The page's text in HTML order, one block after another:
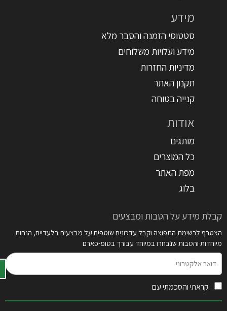
מידע
סטטוסי הזמנה והסבר מלא
מידע ועלויות משלוחים
מדיניות החזרות
תקנון האתר
קנייה בטוחה
אודות
מותגים
כל המוצרים
מפת האתר
בלוג
קבלת מידע על הטבות ומבצעים
הצטרף לרשימת התפוצה וקבל עדכונים שוטפים על מבצעים בלעדיים, הנחות
מיוחדות והטבות שנבחרו במיוחד עבורך בטופ-פארם
אלקטרוני
קראתי והסכמתי עם